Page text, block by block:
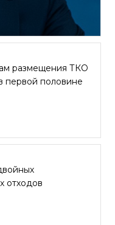
размещения ТКО
первой половине
отходов